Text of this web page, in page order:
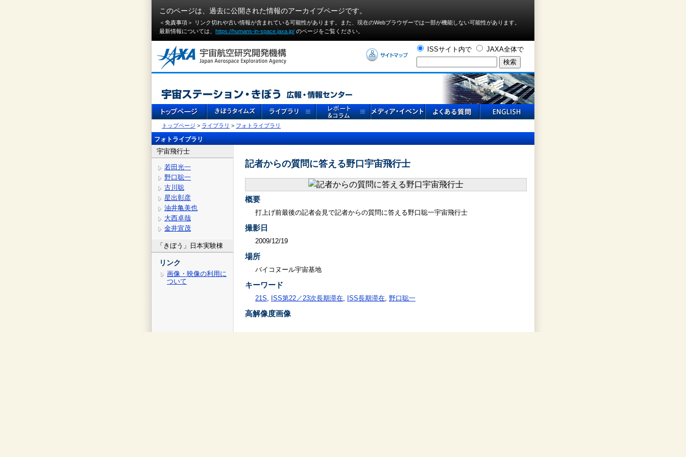
このページは、過去に公開された情報のアーカイブページです。
＜免責事項＞ リンク切れや古い情報が含まれている可能性があります。また、現在のWebブラウザーでは⼀部が機能しない可能性があります。
最新情報については、 https://humans-in-space.jaxa.jp/ のページをご覧ください。
ISSサイト内で JAXA全体で
トップページ > ライブラリ > フォトライブラリ
フォトライブラリ
宇宙飛行士
若田光一
野口聡一
古川聡
星出彰彦
油井亀美也
大西卓哉
金井宣茂
「きぼう」日本実験棟
リンク
画像・映像の利用に
ついて
記者からの質問に答える野口宇宙飛行士
概要
打上げ前最後の記者会見で記者からの質問に答える野口聡一宇宙飛行士
撮影日
2009/12/19
場所
バイコヌール宇宙基地
キーワード
21S, ISS第22／23次長期滞在, ISS長期滞在, 野口聡一
高解像度画像